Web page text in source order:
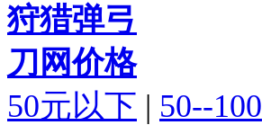
狩猎弹弓
刀网价格
50元以下 | 50--100